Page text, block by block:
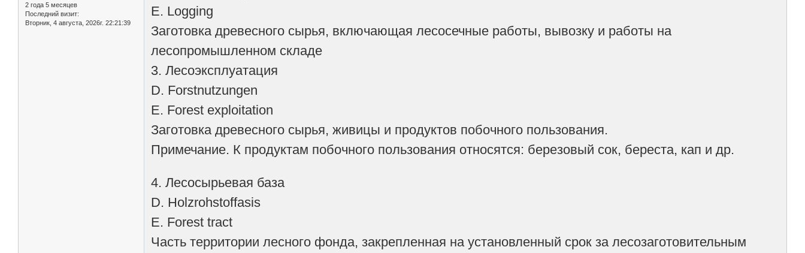
2 года 5 месяцев
Последний визит:
Вторник, 4 августа, 2026г. 22:21:39
Е. Logging
Заготовка древесного сырья, включающая лесосечные работы, вывозку и работы на
лесопромышленном складе
3. Лесоэксплуатация
D. Forstnutzungen
Е. Forest exploitation
Заготовка древесного сырья, живицы и продуктов побочного пользования.
Примечание. К продуктам побочного пользования относятся: березовый сок, береста, кап и др.
4. Лесосырьевая база
D. Holzrohstoffasis
Е. Forest tract
Часть территории лесного фонда, закрепленная на установленный срок за лесозаготовительным